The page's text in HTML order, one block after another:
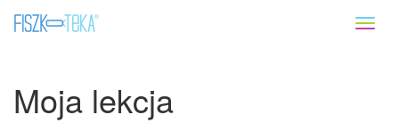
Moja lekcja